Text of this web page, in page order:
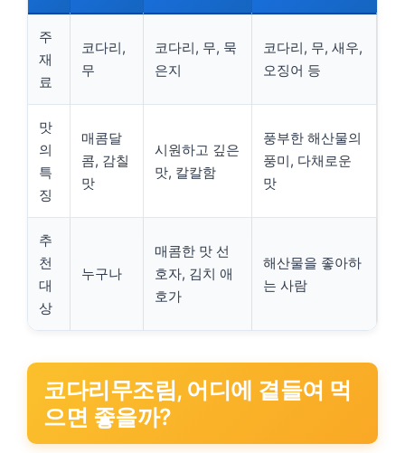
주
재
료
코다리,
무
코다리, 무, 묵
은지
코다리, 무, 새우,
오징어 등
맛
의
특
징
매콤달
콤, 감칠
맛
시원하고 깊은
맛, 칼칼함
풍부한 해산물의
풍미, 다채로운
맛
추
천
대
상
누구나
매콤한 맛 선
호자, 김치 애
호가
해산물을 좋아하
는 사람
코다리무조림, 어디에 곁들여 먹
으면 좋을까?